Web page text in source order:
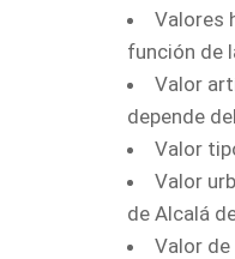
Valores
función de
Valor
depende
Valor
Valor
de Alcalá
Valor de